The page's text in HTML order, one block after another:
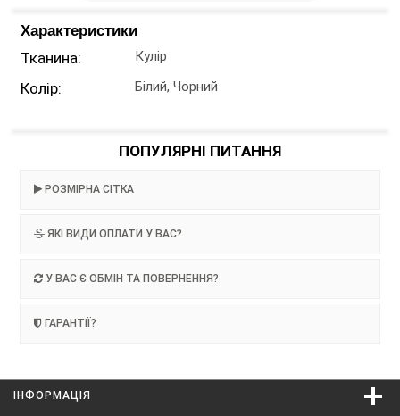
Характеристики
Тканина: Кулір
Колір: Білий, Чорний
ПОПУЛЯРНІ ПИТАННЯ
РОЗМІРНА СІТКА
ЯКІ ВИДИ ОПЛАТИ У ВАС?
У ВАС Є ОБМІН ТА ПОВЕРНЕННЯ?
ГАРАНТІЇ?
ІНФОРМАЦІЯ